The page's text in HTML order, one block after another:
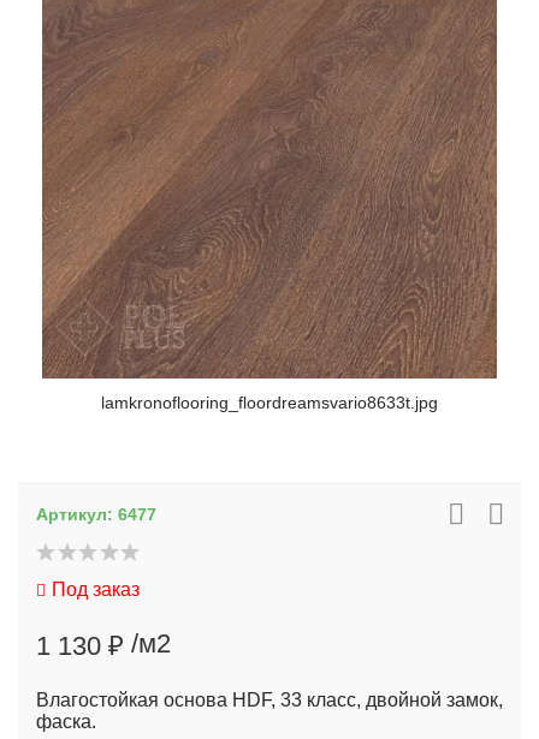
lamkronoflooring_floordreamsvario8633t.jpg
Артикул: 6477
Под заказ
1 130 ₽ /м2
Влагостойкая основа HDF, 33 класс, двойной замок,
фаска.